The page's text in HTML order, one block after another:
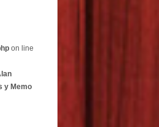
on line
y Memo